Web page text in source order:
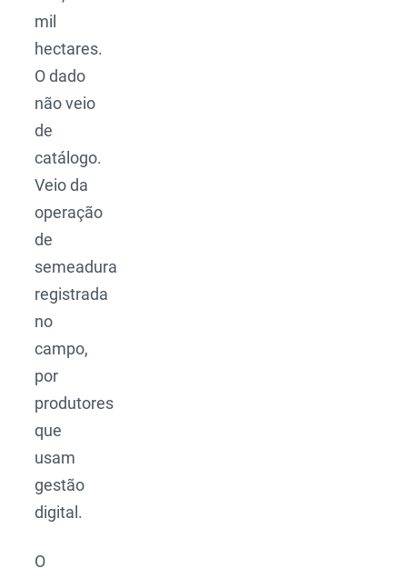
mil
hectares.
O dado
não veio
de
catálogo.
Veio da
operação
de
semeadura
registrada
no
campo,
por
produtores
que
usam
gestão
digital.
O